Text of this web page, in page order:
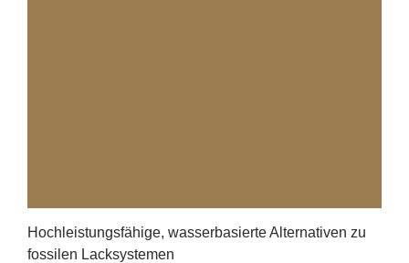
Hochleistungsfähige, wasserbasierte Alternativen zu
fossilen Lacksystemen